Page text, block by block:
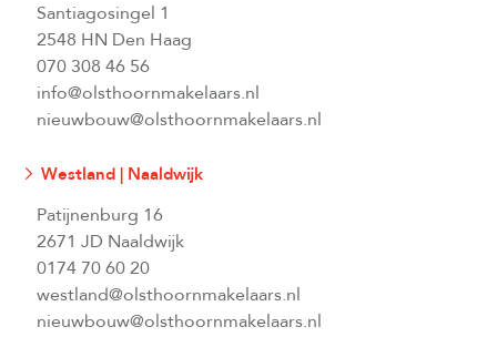
Santiagosingel 1
2548 HN Den Haag
070 308 46 56
info@olsthoornmakelaars.nl
nieuwbouw@olsthoornmakelaars.nl
Westland | Naaldwijk
Patijnenburg 16
2671 JD Naaldwijk
0174 70 60 20
westland@olsthoornmakelaars.nl
nieuwbouw@olsthoornmakelaars.nl